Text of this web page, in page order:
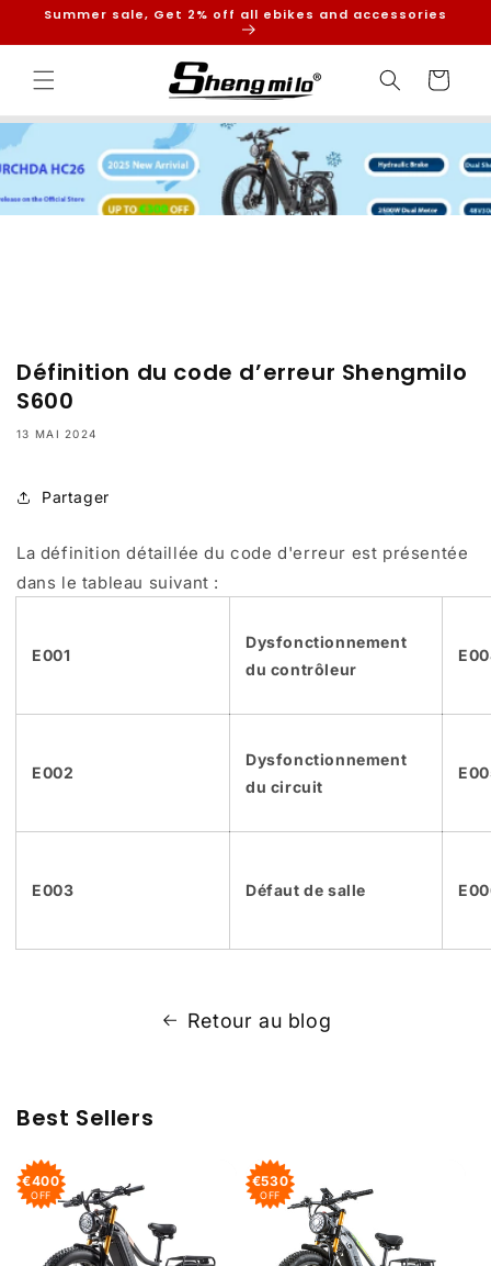
passer
au
Summer sale, Get 2% off all ebikes and accessories
Panier
Définition du code d’erreur Shengmilo
S600
13 MAI 2024
Partager
La définition détaillée du code d'erreur est présentée
dans le tableau suivant :
E001
Dysfonctionnement
du contrôleur
E002
Dysfonctionnement
du circuit
E003 Défaut de salle
Retour au blog
Best Sellers
€400
OFF
€530
OFF